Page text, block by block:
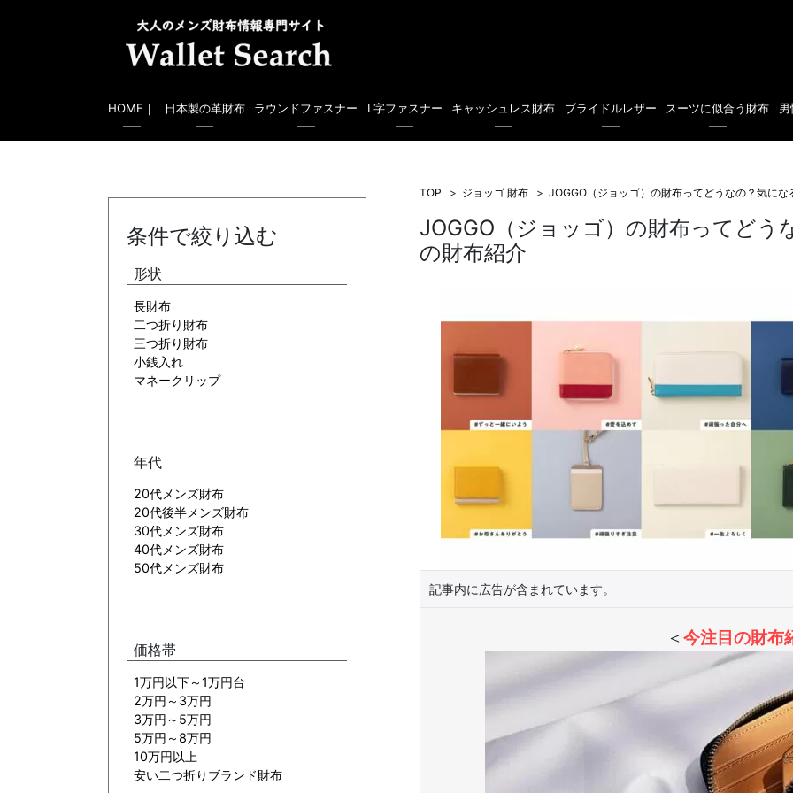
HOME｜ 日本製の革財布 ラウンドファスナー L字ファスナー キャッシュレス財布 ブライドルレザー スーツに似合う財布
TOP ジョッゴ 財布 JOGGO（ジョッゴ）の財布ってどうなの？気に
JOGGO（ジョッゴ）の財布ってどう
の財布紹介
記事内に広告が含まれています。
＜ 今注目の財布
条件で絞り込む
形状
長財布
二つ折り財布
三つ折り財布
小銭入れ
マネークリップ
年代
20代メンズ財布
20代後半メンズ財布
30代メンズ財布
40代メンズ財布
50代メンズ財布
価格帯
1万円以下～1万円台
2万円～3万円
3万円～5万円
5万円～8万円
10万円以上
安い二つ折りブランド財布